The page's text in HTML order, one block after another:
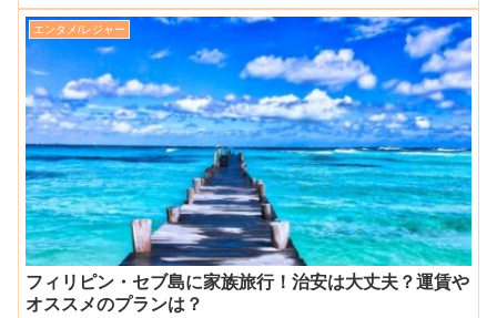
エンタメ/レジャー
フィリピン・セブ島に家族旅行！治安は大丈夫？運賃や
オススメのプランは？